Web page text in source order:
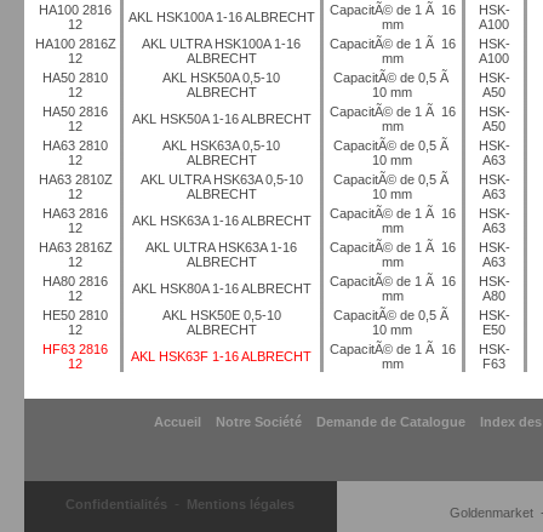
Goldenmarket
HA100 2816
12
AKL HSK100A 1-16 ALBRECHT
CapacitÃ© de 1 Ã 16
mm
HSK-
A100
HA100 2816Z
12
AKL ULTRA HSK100A 1-16
ALBRECHT
CapacitÃ© de 1 Ã 16
mm
HSK-
A100
HA50 2810
12
AKL HSK50A 0,5-10
ALBRECHT
CapacitÃ© de 0,5 Ã
10 mm
HSK-
A50
HA50 2816
12
AKL HSK50A 1-16 ALBRECHT
CapacitÃ© de 1 Ã 16
mm
HSK-
A50
HA63 2810
12
AKL HSK63A 0,5-10
ALBRECHT
CapacitÃ© de 0,5 Ã
10 mm
HSK-
A63
HA63 2810Z
12
AKL ULTRA HSK63A 0,5-10
ALBRECHT
CapacitÃ© de 0,5 Ã
10 mm
HSK-
A63
HA63 2816
12
AKL HSK63A 1-16 ALBRECHT
CapacitÃ© de 1 Ã 16
mm
HSK-
A63
HA63 2816Z
12
AKL ULTRA HSK63A 1-16
ALBRECHT
CapacitÃ© de 1 Ã 16
mm
HSK-
A63
HA80 2816
12
AKL HSK80A 1-16 ALBRECHT
CapacitÃ© de 1 Ã 16
mm
HSK-
A80
HE50 2810
12
AKL HSK50E 0,5-10
ALBRECHT
CapacitÃ© de 0,5 Ã
10 mm
HSK-
E50
HF63 2816
12
AKL HSK63F 1-16 ALBRECHT
CapacitÃ© de 1 Ã 16
mm
HSK-
F63
Accueil Notre Société Demande de Catalogue Index
Confidentialités Mentions légales